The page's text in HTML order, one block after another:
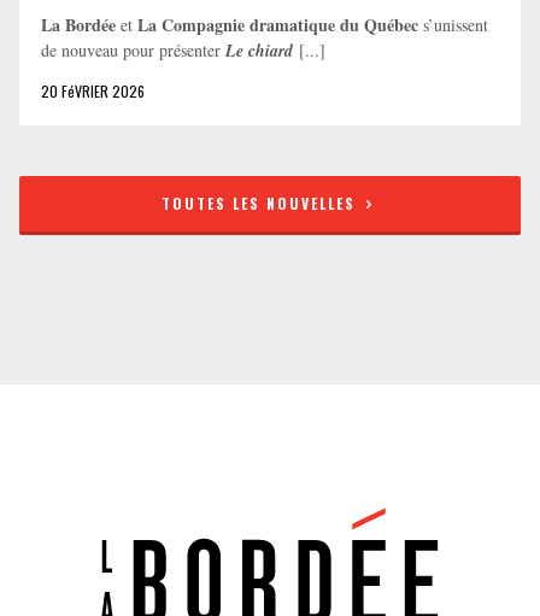
La Bordée et La Compagnie dramatique du Québec s’unissent
de nouveau pour présenter Le chiard [...]
20 FéVRIER 2026
TOUTES LES NOUVELLES